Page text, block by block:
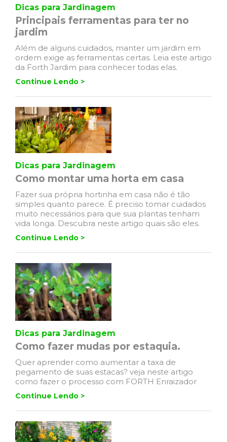
Dicas para Jardinagem
Principais ferramentas para ter no
jardim
Além de alguns cuidados, manter um jardim em
ordem exige as ferramentas certas. Leia este artigo
da Forth Jardim para conhecer todas elas.
Continue Lendo >
Dicas para Jardinagem
Como montar uma horta em casa
Fazer sua própria hortinha em casa não é tão
simples quanto parece. É preciso tomar cuidados
muito necessários para que sua plantas tenham
vida longa. Descubra neste artigo quais são eles.
Continue Lendo >
Dicas para Jardinagem
Como fazer mudas por estaquia.
Quer aprender como aumentar a taxa de
pegamento de suas estacas? veja neste artigo
como fazer o processo com FORTH Enraizador
Continue Lendo >